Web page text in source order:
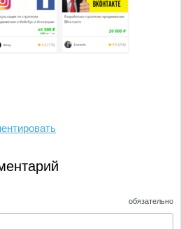
обязательно